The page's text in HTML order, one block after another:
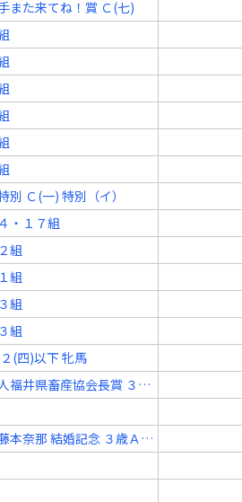
また来てね！賞 Ｃ(七)
別 Ｃ(一) 特別（イ）
・１７組
組
組
組
組
(四)以下 牝馬
福井県畜産協会長賞 ３歳
本奈那 結婚記念 ３歳Ａ